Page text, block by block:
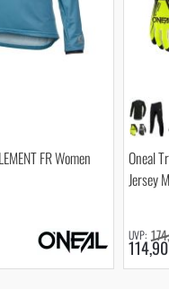
FR Women
Oneal
Jersey